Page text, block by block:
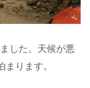
した。天候が悪
ります。